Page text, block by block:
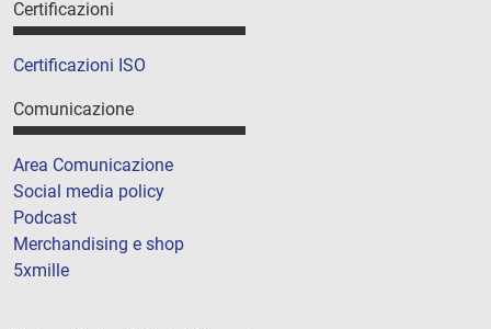
Certificazioni
Certificazioni ISO
Comunicazione
Area Comunicazione
Social media policy
Podcast
Merchandising e shop
5xmille